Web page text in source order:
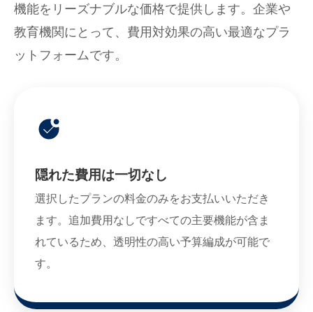
機能をリーズナブルな価格で提供します。企業や
教育機関にとって、費用対効果の高い最適なプラ
ットフォームです。
隠れた費用は一切なし
選択したプランの料金のみをお支払いいただき
ます。追加費用なしですべての主要機能が含ま
れているため、透明性の高い予算編成が可能で
す。